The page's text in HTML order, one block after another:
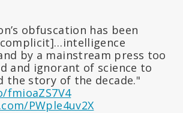
obfuscation has been
by a mainstream press too
and ignorant of science to
the story of the decade."
PWple4uv2X